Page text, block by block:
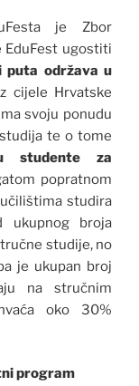
je Zbor
EduFest ugostiti
puta održava u
cijele Hrvatske
svoju ponudu
te o tome
studente za
popratnom
studira
ukupnog broja
studije, no
je ukupan broj
na stručnim
oko 30%
program